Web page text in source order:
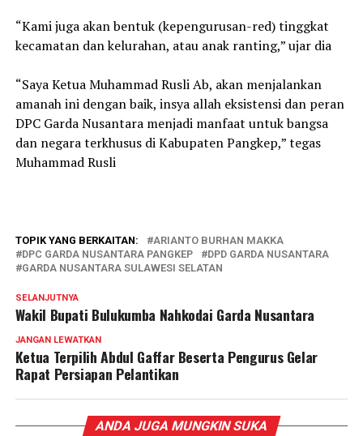
“Kami juga akan bentuk (kepengurusan-red) tinggkat
kecamatan dan kelurahan, atau anak ranting,” ujar dia
“Saya Ketua Muhammad Rusli Ab, akan menjalankan
amanah ini dengan baik, insya allah eksistensi dan peran
DPC Garda Nusantara menjadi manfaat untuk bangsa
dan negara terkhusus di Kabupaten Pangkep,” tegas
Muhammad Rusli
TOPIK YANG BERKAITAN:
ARIANTO BURHAN MAKKA
DPC GARDA NUSANTARA PANGKEP
DPD GARDA NUSANTARA
GARDA NUSANTARA SULAWESI SELATAN
SELANJUTNYA
Wakil Bupati Bulukumba Nahkodai Garda Nusantara
JANGAN LEWATKAN
Ketua Terpilih Abdul Gaffar Beserta Pengurus Gelar
Rapat Persiapan Pelantikan
ANDA JUGA MUNGKIN SUKA